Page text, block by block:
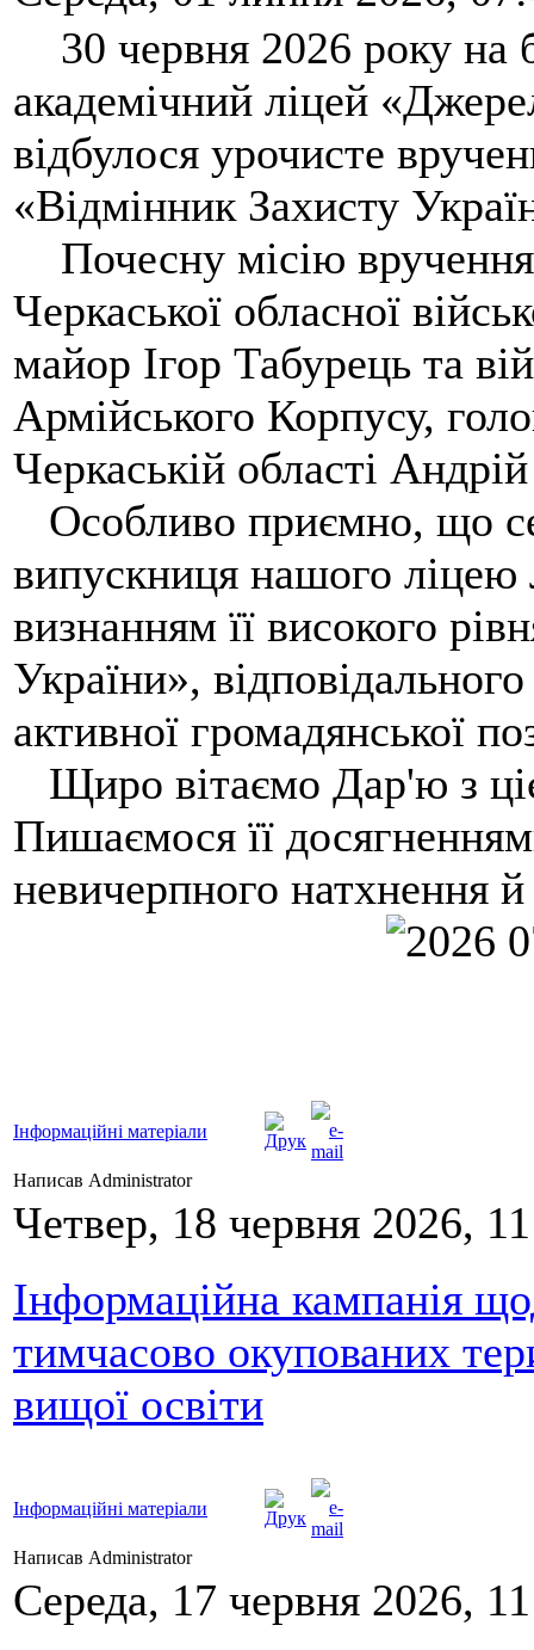
30 червня 2026 року на
академічний ліцей
відбулося урочисте
«Відмінник Захисту
Почесну місію вручення
Черкаської обласної
майор Ігор Табурець та
Армійського Корпусу,
Черкаській області
Особливо приємно, що
випускниця нашого ліцею
визнанням її високого
України»,
активної громадянської
Щиро вітаємо Дар'ю з
Пишаємося її
невичерпного натхнення
Інформаційні матеріали
Написав Administrator
Четвер, 18 червня 2026,
Інформаційна кампанія
тимчасово окупованих
вищої освіти
Інформаційні матеріали
Написав Administrator
Середа, 17 червня 2026,